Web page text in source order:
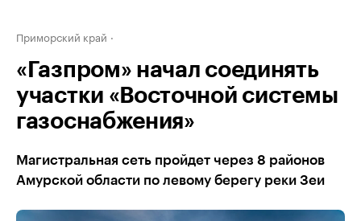
Приморский край
«Газпром» начал соединять
участки «Восточной системы
газоснабжения»
Магистральная сеть пройдет через 8 районов
Амурской области по левому берегу реки Зеи